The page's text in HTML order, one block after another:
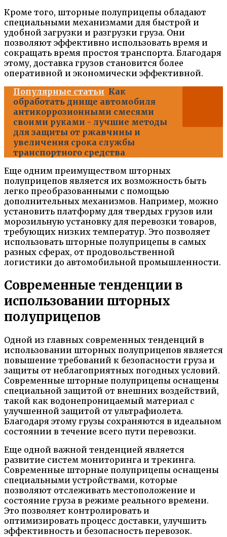
Кроме того, шторные полуприцепы обладают
специальными механизмами для быстрой и
удобной загрузки и разгрузки груза. Они
позволяют эффективно использовать время и
сокращать время простоя транспорта. Благодаря
этому, доставка грузов становится более
оперативной и экономически эффективной.
Популярные статьи Как
обработать днище автомобиля
антикоррозионными смесями
своими руками - лучшие методы
для защиты от ржавчины и
увеличения срока службы
транспортного средства
Еще одним преимуществом шторных
полуприцепов является их возможность быть
легко преобразованными с помощью
дополнительных механизмов. Например, можно
установить платформу для твердых грузов или
морозильную установку для перевозки товаров,
требующих низких температур. Это позволяет
использовать шторные полуприцепы в самых
разных сферах, от продовольственной
логистики до автомобильной промышленности.
Современные тенденции в
использовании шторных
полуприцепов
Одной из главных современных тенденций в
использовании шторных полуприцепов является
повышение требований к безопасности груза и
защиты от неблагоприятных погодных условий.
Современные шторные полуприцепы оснащены
специальной защитой от внешних воздействий,
такой как водонепроницаемый материал с
улучшенной защитой от ультрафиолета.
Благодаря этому грузы сохраняются в идеальном
состоянии в течение всего пути перевозки.
Еще одной важной тенденцией является
развитие систем мониторинга и трекинга.
Современные шторные полуприцепы оснащены
специальными устройствами, которые
позволяют отслеживать местоположение и
состояние груза в режиме реального времени.
Это позволяет контролировать и
оптимизировать процесс доставки, улучшить
эффективность и безопасность перевозок.